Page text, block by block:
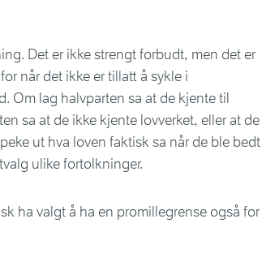
Det er ikke strengt forbudt, men det er
når det ikke er tillatt å sykle i
Om lag halvparten sa at de kjente til
sa at de ikke kjente lovverket, eller at de
ut hva loven faktisk sa når de ble bedt
ulike fortolkninger.
ha valgt å ha en promillegrense også for